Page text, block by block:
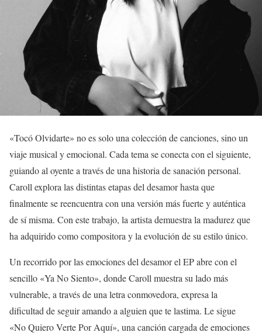
«Tocó Olvidarte» no es solo una colección de canciones, sino un
viaje musical y emocional. Cada tema se conecta con el siguiente,
guiando al oyente a través de una historia de sanación personal.
Caroll explora las distintas etapas del desamor hasta que
finalmente se reencuentra con una versión más fuerte y auténtica
de sí misma. Con este trabajo, la artista demuestra la madurez que
ha adquirido como compositora y la evolución de su estilo único.
Un recorrido por las emociones del desamor el EP abre con el
sencillo «Ya No Siento», donde Caroll muestra su lado más
vulnerable, a través de una letra conmovedora, expresa la
dificultad de seguir amando a alguien que te lastima. Le sigue
«No Quiero Verte Por Aquí», una canción cargada de emociones